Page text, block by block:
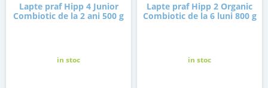
Lapte praf Hipp 4 Junior
Combiotic de la 2 ani 500 g
in stoc
Lapte praf Hipp 2 Organic
Combiotic de la 6 luni 800 g
in stoc